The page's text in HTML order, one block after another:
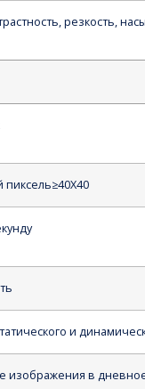
резкость,
и
изображения в